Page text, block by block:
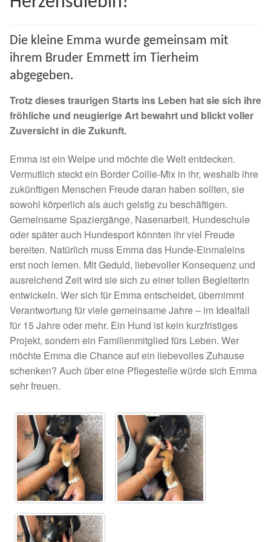
Juli bis Dezember 2023
Januar bis Juni 2023
Spenden 2022
Januar bis Juni 2022
Spenden 2021
Juli bis Dezember 2021
Fördermitgliedschaft
Tierschutz
Auslandstierschutz
Schutzgebühr
Notnasen in Deutschland
Notnasen noch im Ausland
Notnasen mit Handicap
Wichtige Gedanken vor der Adoption
Die kleine Emma wurde gemeinsam mit
ihrem Bruder Emmett im Tierheim
abgegeben.
Trotz dieses traurigen Starts ins Leben hat sie sich ihre
fröhliche und neugierige Art bewahrt und blickt voller
Zuversicht in dieZukunft.
Emma ist ein Welpe und möchte die Welt entdecken.
Vermutlich steckt ein Border Collie-Mix in ihr, weshalb ihre
zukünftigen Menschen Freude daran haben sollten, sie
sowohl körperlich als auch geistig zu beschäftigen.
Gemeinsame Spaziergänge, Nasenarbeit, Hundeschule
oder später auch Hundesport könnten ihr viel Freude
bereiten. Natürlich muss Emma das Hunde-Einmaleins
erst noch lernen. Mit Geduld, liebevoller Konsequenz und
ausreichend Zeit wird sie sich zu einer tollen Begleiterin
entwickeln. Wer sich für Emma entscheidet, übernimmt
Verantwortung für viele gemeinsame Jahre – im Idealfall
für 15 Jahre oder mehr. Ein Hund ist kein kurzfristiges
Projekt, sondern ein Familienmitglied fürs Leben. Wer
möchte Emma die Chance auf ein liebevolles Zuhause
schenken? Auch über eine Pflegestelle würde sich Emma
sehr freuen.